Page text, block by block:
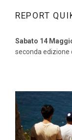
REPORT
Sabato 14
seconda edizione